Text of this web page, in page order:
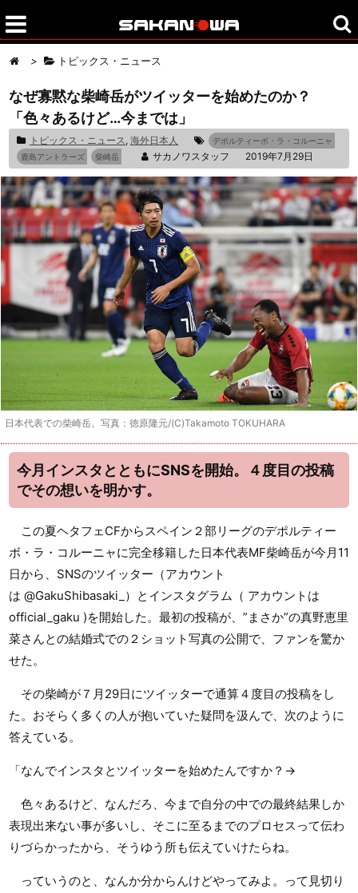
> トピックス・ニュース
なぜ寡黙な柴崎岳がツイッターを始めたのか？
「色々あるけど…今までは」
トピックス・ニュース, 海外日本人
デポルティーボ・ラ・コルーニャ
鹿島アントラーズ
柴崎岳 サカノワスタッフ 2019年7月29日
日本代表での柴崎岳。写真：徳原隆元/(C)Takamoto TOKUHARA
今月インスタとともにSNSを開始。４度目の投稿
でその想いを明かす。
この夏ヘタフェCFからスペイン２部リーグのデポルティー
ボ・ラ・コルーニャに完全移籍した日本代表MF柴崎岳が今月11
日から、SNSのツイッター（アカウント
は @GakuShibasaki_）とインスタグラム（ アカウントは
official_gaku )を開始した。最初の投稿が、”まさか”の真野恵里
菜さんとの結婚式での２ショット写真の公開で、ファンを驚か
せた。
その柴崎が７月29日にツイッターで通算４度目の投稿をし
た。おそらく多くの人が抱いていた疑問を汲んで、次のように
答えている。
「なんでインスタとツイッターを始めたんですか？→
色々あるけど、なんだろ、今まで自分の中での最終結果しか
表現出来ない事が多いし、そこに至るまでのプロセスって伝わ
りづらかったから、そうゆう所も伝えていけたらね。
っていうのと、なんか分からんけどやってみよ。って見切り